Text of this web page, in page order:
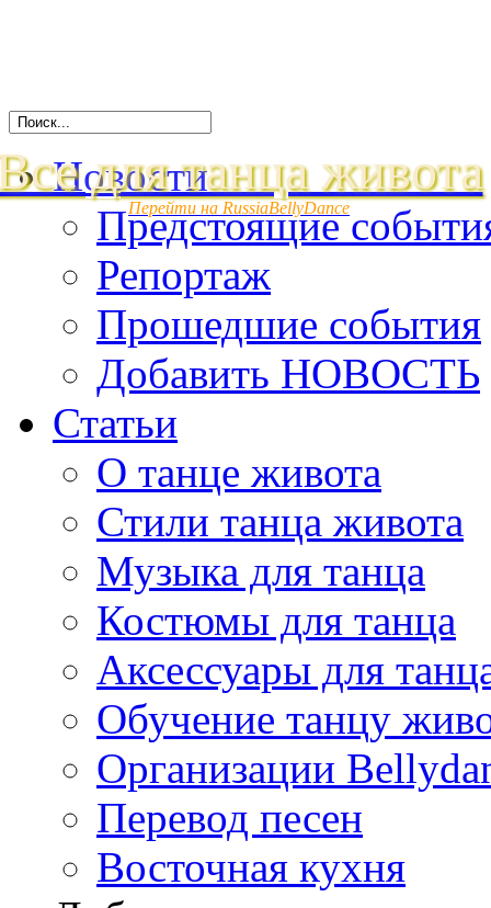
для танца живота
Перейти на RussiaBellyDance
Новости
Предстоящие
Репортаж
Прошедшие события
Добавить НОВОСТЬ
Статьи
О танце живота
Стили танца живота
Музыка для танца
Костюмы для танца
Аксессуары для
Обучение танцу
Организации
Перевод песен
Восточная кухня